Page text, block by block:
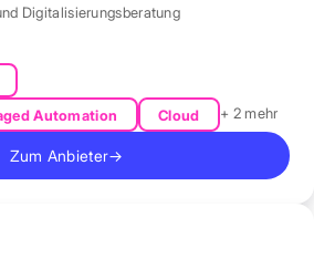
Digitalisierungsberatung
Automation
Cloud + 2 mehr
Zum Anbieter→